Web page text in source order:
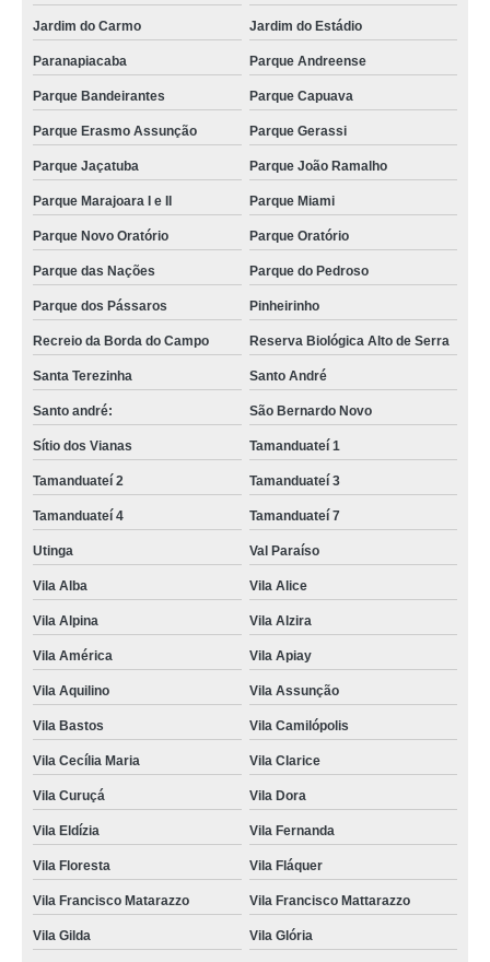
Jardim do Carmo Jardim do Estádio
Paranapiacaba Parque Andreense
Parque Bandeirantes Parque Capuava
Parque Erasmo Assunção Parque Gerassi
Parque Jaçatuba Parque João Ramalho
Parque Marajoara I e II Parque Miami
Parque Novo Oratório Parque Oratório
Parque das Nações Parque do Pedroso
Parque dos Pássaros Pinheirinho
Recreio da Borda do Campo Reserva Biológica Alto de Serra
Santa Terezinha Santo André
Santo andré: São Bernardo Novo
Sítio dos Vianas Tamanduateí 1
Tamanduateí 2 Tamanduateí 3
Tamanduateí 4 Tamanduateí 7
Utinga Val Paraíso
Vila Alba Vila Alice
Vila Alpina Vila Alzira
Vila América Vila Apiay
Vila Aquilino Vila Assunção
Vila Bastos Vila Camilópolis
Vila Cecília Maria Vila Clarice
Vila Curuçá Vila Dora
Vila Eldízia Vila Fernanda
Vila Floresta Vila Fláquer
Vila Francisco Matarazzo Vila Francisco Mattarazzo
Vila Gilda Vila Glória